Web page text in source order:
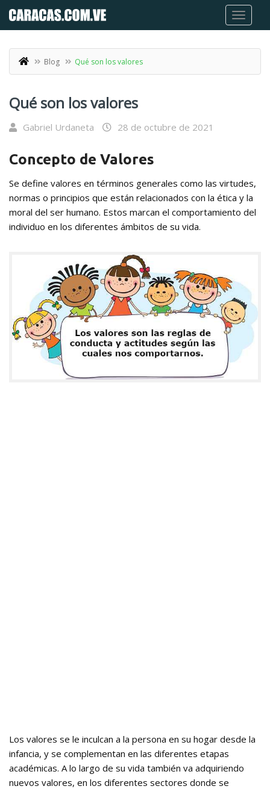
Blog Qué son los valores
Qué son los valores
Gabriel Urdaneta 28 de octubre de 2021
Concepto de Valores
Se define valores en términos generales como las virtudes,
normas o principios que están relacionados con la ética y la
moral del ser humano. Estos marcan el comportamiento del
individuo en los diferentes ámbitos de su vida.
Los valores se le inculcan a la persona en su hogar desde la
infancia, y se complementan en las diferentes etapas
académicas. A lo largo de su vida también va adquiriendo
nuevos valores, en los diferentes sectores donde se